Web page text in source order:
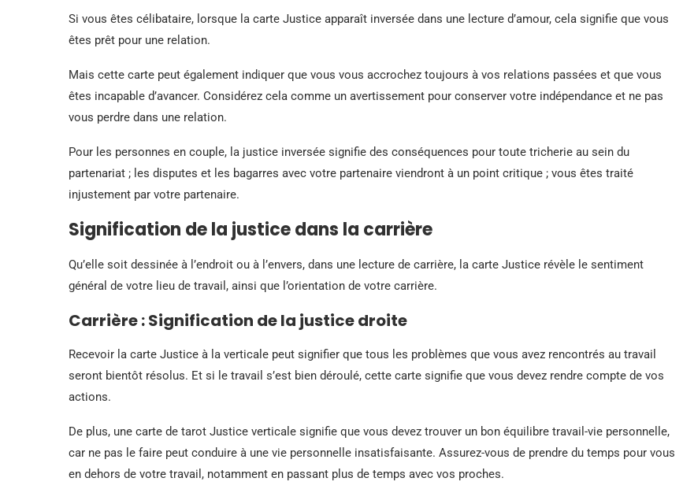
Si vous êtes célibataire, lorsque la carte Justice apparaît inversée dans une lecture d’amour, cela signifie que vous
êtes prêt pour une relation.
Mais cette carte peut également indiquer que vous vous accrochez toujours à vos relations passées et que vous
êtes incapable d’avancer. Considérez cela comme un avertissement pour conserver votre indépendance et ne pas
vous perdre dans une relation.
Pour les personnes en couple, la justice inversée signifie des conséquences pour toute tricherie au sein du
partenariat ; les disputes et les bagarres avec votre partenaire viendront à un point critique ; vous êtes traité
injustement par votre partenaire.
Signification de la justice dans la carrière
Qu’elle soit dessinée à l’endroit ou à l’envers, dans une lecture de carrière, la carte Justice révèle le sentiment
général de votre lieu de travail, ainsi que l’orientation de votre carrière.
Carrière : Signification de la justice droite
Recevoir la carte Justice à la verticale peut signifier que tous les problèmes que vous avez rencontrés au travail
seront bientôt résolus. Et si le travail s’est bien déroulé, cette carte signifie que vous devez rendre compte de vos
actions.
De plus, une carte de tarot Justice verticale signifie que vous devez trouver un bon équilibre travail-vie personnelle,
car ne pas le faire peut conduire à une vie personnelle insatisfaisante. Assurez-vous de prendre du temps pour vous
en dehors de votre travail, notamment en passant plus de temps avec vos proches.